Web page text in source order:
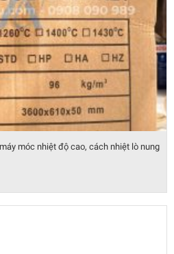
móc nhiệt độ cao, cách nhiệt lò nung